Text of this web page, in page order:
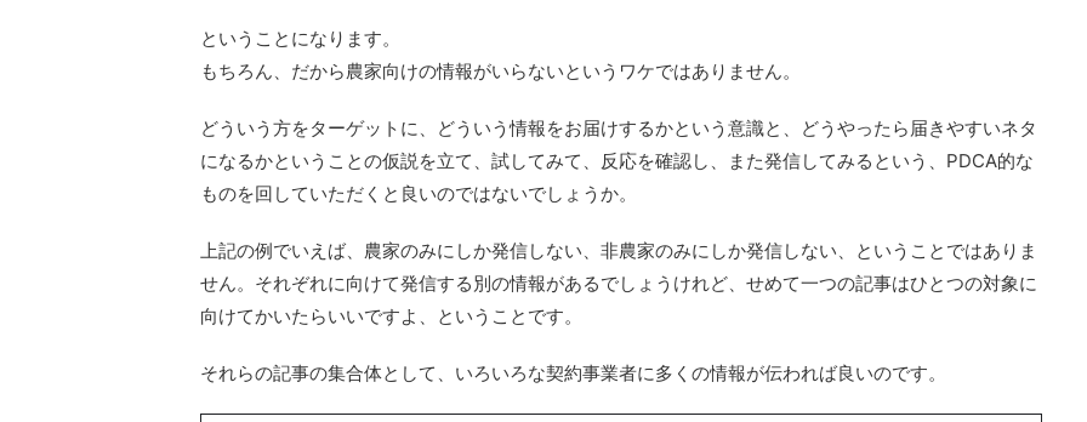
ということになります。
もちろん、だから農家向けの情報がいらないというワケではありません。
どういう方をターゲットに、どういう情報をお届けするかという意識と、どうやったら届きやすいネタ
になるかということの仮説を立て、試してみて、反応を確認し、また発信してみるという、PDCA的な
ものを回していただくと良いのではないでしょうか。
上記の例でいえば、農家のみにしか発信しない、非農家のみにしか発信しない、ということではありま
せん。それぞれに向けて発信する別の情報があるでしょうけれど、せめて一つの記事はひとつの対象に
向けてかいたらいいですよ、ということです。
それらの記事の集合体として、いろいろな契約事業者に多くの情報が伝われば良いのです。